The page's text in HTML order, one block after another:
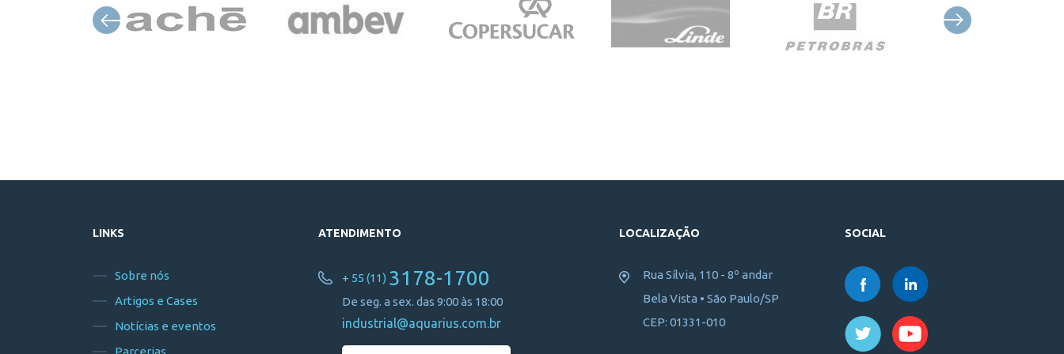
LINKS
Sobre nós
Artigos e Cases
Notícias e eventos
ATENDIMENTO
+ 55 (11) 3178-1700
De seg. a sex. das 9:00 às 18:00
industrial@aquarius.com.br
LOCALIZAÇÃO
Rua Sílvia, 110 - 8º andar
Bela Vista • São Paulo/SP
CEP: 01331-010
SOCIAL